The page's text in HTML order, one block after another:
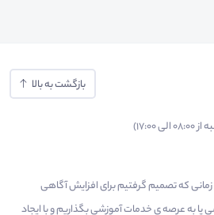
بازگشت به بالا
سال 1401 آغاز شد، زمانی که تصمیم گرفتیم برای افزایش آگاهی
به عرصه ی خدمات آموزشی بگذاریم و با ایجاد